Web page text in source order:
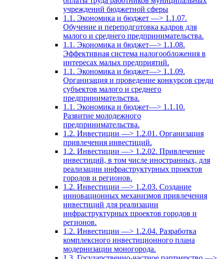
учреждений бюджетной сферы
1.1. Экономика и бюджет —> 1.1.07.
Обучение и переподготовка кадров для
малого и среднего предпринимательства.
1.1. Экономика и бюджет—> 1.1.08.
Эффективная система налогообложения в
интересах малых предприятий.
1.1. Экономика и бюджет—> 1.1.09.
Организация и проведение конкурсов среди
субъектов малого и среднего
предпринимательства.
1.1. Экономика и бюджет—> 1.1.10.
Развитие молодежного
предпринимательства.
1.2. Инвестиции —> 1.2.01. Организация
привлечения инвестиций.
1.2. Инвестиции —> 1.2.02. Привлечение
инвестиций, в том числе иностранных, для
реализации инфраструктурных проектов
городов и регионов.
1.2. Инвестиции —> 1.2.03. Создание
инновационных механизмов привлечения
инвестиций для реализации
инфраструктурных проектов городов и
регионов.
1.2. Инвестиции —> 1.2.04. Разработка
комплексного инвестиционного плана
модернизации моногорода.